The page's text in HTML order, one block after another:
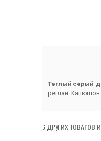
Теплый серый
реглан. Капюшон
6 ДРУГИХ ТОВАРОВ